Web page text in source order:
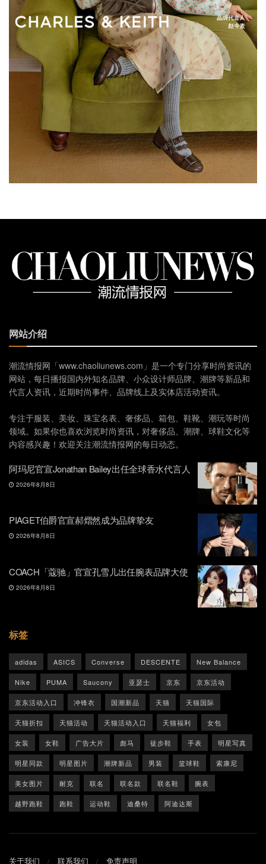
网站介绍
潮流情报网「www.chaoliunews.com」是一个专门分享时尚资讯的
网站，每日播报国内外知名品牌、小众设计师品牌、潮牌等新品和
代言人资讯，近期时尚事件、品牌线上及实体店活动资讯。
专注于服装、美妆、珠宝名表、奢侈品、箱包、鞋靴、潮玩等时尚
领域。如果你也喜欢浏览时尚资讯，对奢侈品、潮牌、球鞋文化等
内容感兴趣！欢迎关注潮流情报网的每日动态。
阿玛尼官宣Jonathan Bailey出任全球香水代言人
2026年8月8日
PIAGET伯爵官宣郝熠然成为品牌挚友
2026年8月8日
COACH「蔻驰」官宣孔雪儿出任腕表品牌大使
2026年8月8日
标签
adidas ASICS Converse DESCENTE New Balance
Nike PUMA Saucony 亚瑟士 京东 京东活动
京东活动入口 冲锋衣 国潮新品 天猫 天猫国际
天猫折扣 天猫活动 天猫活动入口 天猫福利 女包
女装 女鞋 广告大片 彪马 徒步鞋 手表 明星写真
明星同款 明星图片 潮牌新品 男装 篮球鞋 索康尼
美女图片 耐克 联名 联名款 联名鞋 腕表
越野跑鞋 跑鞋 运动鞋 迪桑特 阿迪达斯
关于我们 联系我们 免责声明